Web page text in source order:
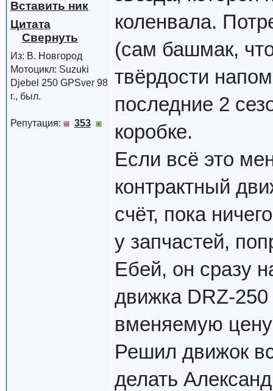
Вставить ник
Цитата
Из: В. Новгород
Мотоцикл: Suzuki
Djebel 250 GPSver 98
г., был.
Репутация: 353
коленвала.
(сам башмак,
твёрдости
последние 2
коробке.
Если всё это
контрактный
счёт, пока
у запчастей,
Ебей, он сразу
движка DRZ-
вменяемую
Решил движок
делать